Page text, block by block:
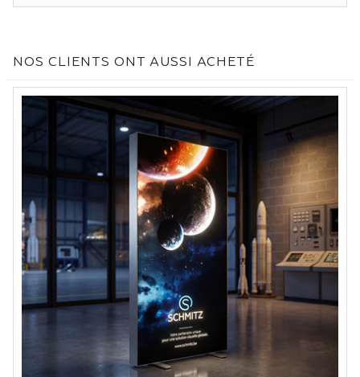
NOS CLIENTS ONT AUSSI ACHETÉ